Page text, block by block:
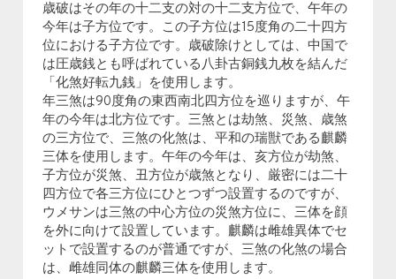
歳破はその年の十二支の対の十二支方位で、午年の
今年は子方位です。この子方位は15度角の二十四方
位における子方位です。歳破除けとしては、中国で
は圧歳銭とも呼ばれている八卦古銅銭九枚を結んだ
「化煞好転九銭」を使用します。
年三煞は90度角の東西南北四方位を巡りますが、午
年の今年は北方位です。三煞とは劫煞、災煞、歳煞
の三方位で、三煞の化煞は、平和の瑞獣である麒麟
三体を使用します。午年の今年は、亥方位が劫煞、
子方位が災煞、丑方位が歳煞となり、厳密には二十
四方位で各三方位にひとつずつ設置するのですが、
ウメサンは三煞の中心方位の災煞方位に、三体を顔
を外に向けて設置しています。麒麟は雌雄異体でセ
ットで設置するのが普通ですが、三煞の化煞の場合
は、雌雄同体の麒麟三体を使用します。